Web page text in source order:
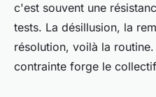
c'est souvent une
tests. La désillusion, la
résolution, voilà la
contrainte forge le